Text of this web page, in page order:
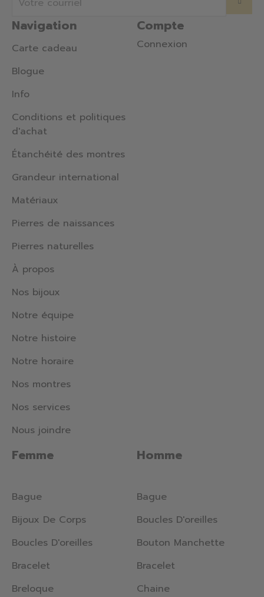
Femme
Bague
Bijoux De Corps
Boucles D'oreilles
Bracelet
Breloque
Homme
Bague
Boucles D'oreilles
Bouton Manchette
Bracelet
Chaine
Navigation
Carte cadeau
Blogue
Info
Conditions et politiques
d'achat
Étanchéité des montres
Grandeur international
Matériaux
Pierres de naissances
Pierres naturelles
À propos
Nos bijoux
Notre équipe
Notre histoire
Notre horaire
Nos montres
Nos services
Nous joindre
Compte
Connexion